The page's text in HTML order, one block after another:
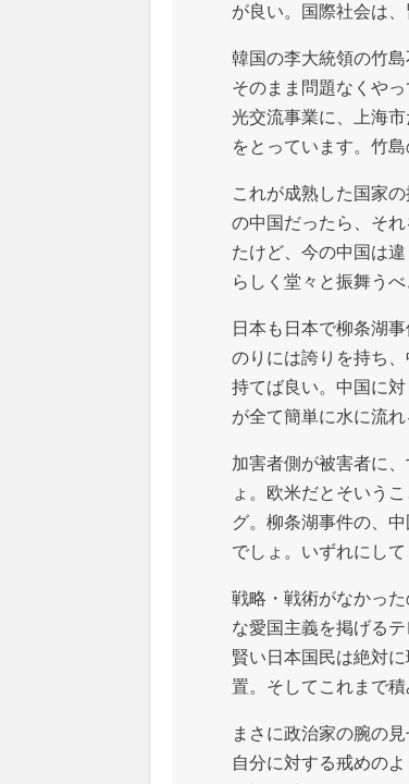
が良い。国際社会は
韓国の李大統領の竹
そのまま問題なくや
光交流事業に、上海
をとっています。竹
これが成熟した国家
の中国だったら、そ
たけど、今の中国は
らしく堂々と振舞うべ
日本も日本で柳条湖
のりには誇りを持ち
持てば良い。中国に
が全て簡単に水に流
加害者側が被害者に
ょ。欧米だとそいう
グ。柳条湖事件の、
でしょ。いずれにし
戦略・戦術がなかっ
な愛国主義を掲げる
賢い日本国民は絶対
置。そしてこれまで
まさに政治家の腕の
自分に対する戒めの